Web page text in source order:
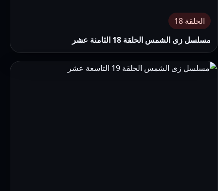
الحلقة 18
مسلسل زى الشمس الحلقة 18 الثامنة عشر